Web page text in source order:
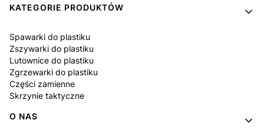
Linki w stopce
KATEGORIE PRODUKTÓW
Spawarki do plastiku
Zszywarki do plastiku
Lutownice do plastiku
Zgrzewarki do plastiku
Części zamienne
Skrzynie taktyczne
O NAS